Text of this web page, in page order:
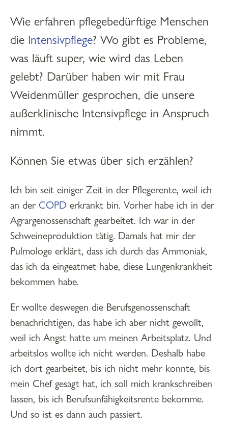
Wie erfahren pflegebedürftige Menschen
die Intensivpflege? Wo gibt es Probleme,
was läuft super, wie wird das Leben
gelebt? Darüber haben wir mit Frau
Weidenmüller gesprochen, die unsere
außerklinische Intensivpflege in Anspruch
nimmt.
Können Sie etwas über sich erzählen?
Ich bin seit einiger Zeit in der Pflegerente, weil ich
an der COPD erkrankt bin. Vorher habe ich in der
Agrargenossenschaft gearbeitet. Ich war in der
Schweineproduktion tätig. Damals hat mir der
Pulmologe erklärt, dass ich durch das Ammoniak,
das ich da eingeatmet habe, diese Lungenkrankheit
bekommen habe.
Er wollte deswegen die Berufsgenossenschaft
benachrichtigen, das habe ich aber nicht gewollt,
weil ich Angst hatte um meinen Arbeitsplatz. Und
arbeitslos wollte ich nicht werden. Deshalb habe
ich dort gearbeitet, bis ich nicht mehr konnte, bis
mein Chef gesagt hat, ich soll mich krankschreiben
lassen, bis ich Berufsunfähigkeitsrente bekomme.
Und so ist es dann auch passiert.